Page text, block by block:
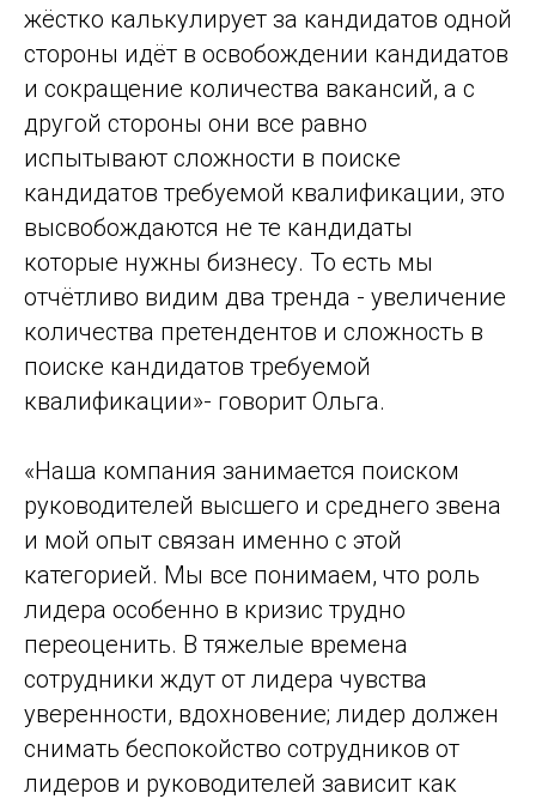
жёстко калькулирует за кандидатов одной
стороны идёт в освобождении кандидатов
и сокращение количества вакансий, а с
другой стороны они все равно
испытывают сложности в поиске
кандидатов требуемой квалификации, это
высвобождаются не те кандидаты
которые нужны бизнесу. То есть мы
отчётливо видим два тренда - увеличение
количества претендентов и сложность в
поиске кандидатов требуемой
квалификации»- говорит Ольга.
«Наша компания занимается поиском
руководителей высшего и среднего звена
и мой опыт связан именно с этой
категорией. Мы все понимаем, что роль
лидера особенно в кризис трудно
переоценить. В тяжелые времена
сотрудники ждут от лидера чувства
уверенности, вдохновение; лидер должен
снимать беспокойство сотрудников от
лидеров и руководителей зависит как